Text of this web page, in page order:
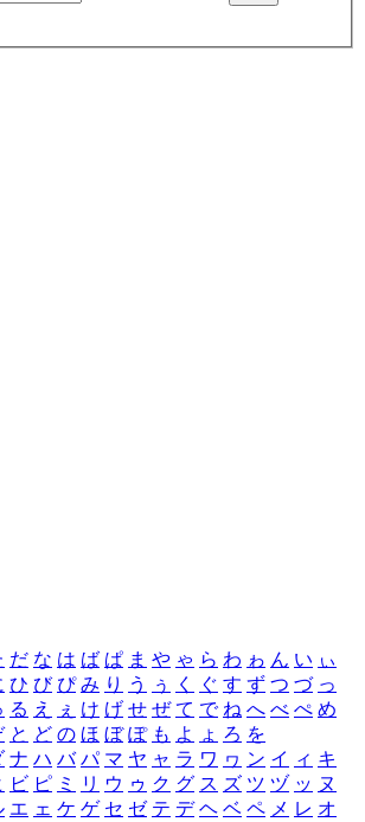
だ な は ば ぱ ま や ゃ ら わ ゎ ん い ぃ
ひ び ぴ み り う ぅ く ぐ す ず つ づ っ
る え ぇ け げ せ ぜ て で ね へ べ ぺ め
と ど の ほ ぼ ぽ も よ ょ ろ を
ナ ハ バ パ マ ヤ ャ ラ ワ ヮ ン イ ィ キ
ビ ピ ミ リ ウ ゥ ク グ ス ズ ツ ヅ ッ ヌ
エ ェ ケ ゲ セ ゼ テ デ ヘ ベ ペ メ レ オ